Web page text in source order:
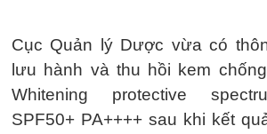
Cục Quản lý Dược vừa có
lưu hành và thu hồi kem
Whitening protective
SPF50+ PA++++ sau khi kết